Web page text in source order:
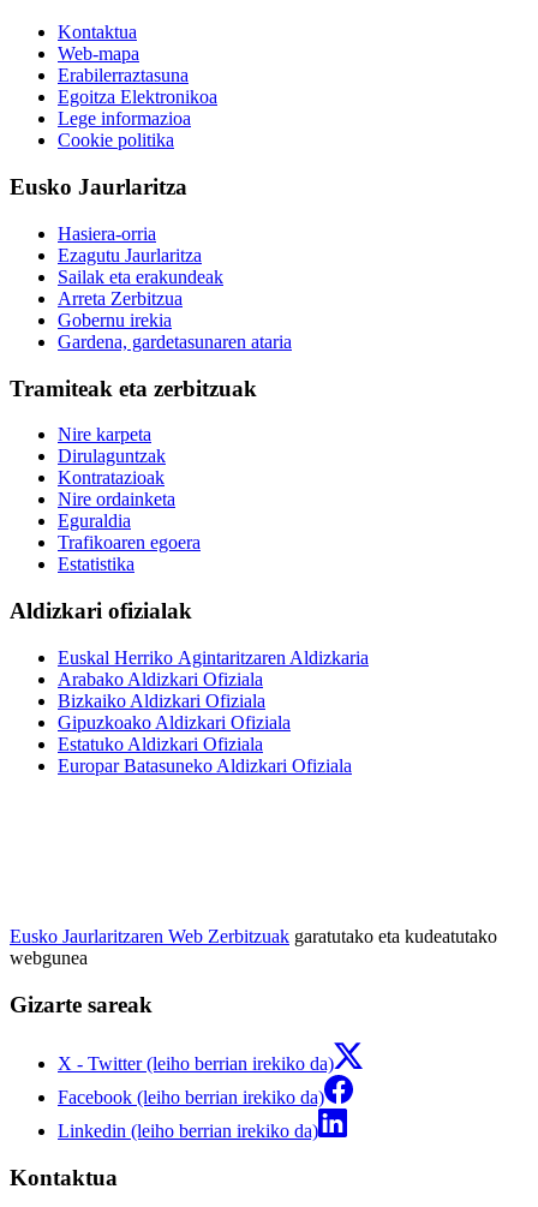
Kontaktua
Web-mapa
Erabilerraztasuna
Egoitza Elektronikoa
Lege informazioa
Cookie politika
Eusko Jaurlaritza
Hasiera-orria
Ezagutu Jaurlaritza
Sailak eta erakundeak
Arreta Zerbitzua
Gobernu irekia
Gardena, gardetasunaren ataria
Tramiteak eta zerbitzuak
Nire karpeta
Dirulaguntzak
Kontratazioak
Nire ordainketa
Eguraldia
Trafikoaren egoera
Estatistika
Aldizkari ofizialak
Euskal Herriko Agintaritzaren Aldizkaria
Arabako Aldizkari Ofiziala
Bizkaiko Aldizkari Ofiziala
Gipuzkoako Aldizkari Ofiziala
Estatuko Aldizkari Ofiziala
Europar Batasuneko Aldizkari Ofiziala
Eusko Jaurlaritzaren Web Zerbitzuak garatutako eta kudeatutako
webgunea
Gizarte sareak
X - Twitter (leiho berrian irekiko da)
Facebook (leiho berrian irekiko da)
Linkedin (leiho berrian irekiko da)
Kontaktua